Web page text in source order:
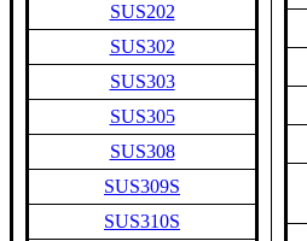
SUS202
SUS302
SUS303
SUS305
SUS308
SUS309S
SUS310S